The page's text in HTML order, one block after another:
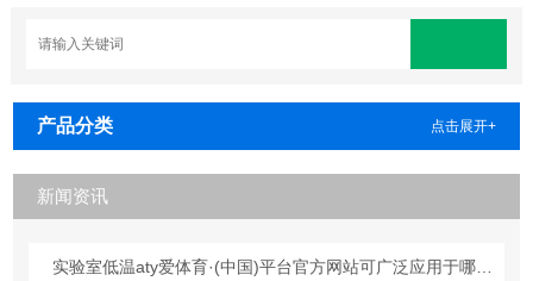
产品分类 点击展开+
新闻资讯
实验室低温aty爱体育·(中国)平台官方网站可广泛应用于哪些行业？